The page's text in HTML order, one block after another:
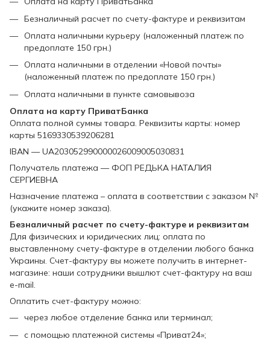
Безналичный расчет по счету-фактуре и реквизитам
Оплата наличными курьеру (наложенный платеж по
предоплате 150 грн.)
Оплата наличными в отделении «Новой почты»
(наложенный платеж по предоплате 150 грн.)
Оплата наличными в пункте самовывоза
Оплата на карту ПриватБанка
Оплата полной суммы товара. Реквизиты карты: номер
карты 5169330539206281
IBAN — UA203052990000026009005030831
Получатель платежа — ФОП РЕДЬКА НАТАЛИЯ
СЕРГИЕВНА
Назначение платежа – оплата в соответствии с заказом №
(укажите номер заказа).
Безналичный расчет по счету-фактуре и реквизитам
Для физических и юридических лиц: оплата по
выставленному счету-фактуре в отделении любого банка
Украины. Счет-фактуру вы можете получить в интернет-
магазине: наши сотрудники вышлют счет-фактуру на ваш
e-mail.
Оплатить счет-фактуру можно:
через любое отделение банка или терминал;
с помощью платежной системы «Приват24»;